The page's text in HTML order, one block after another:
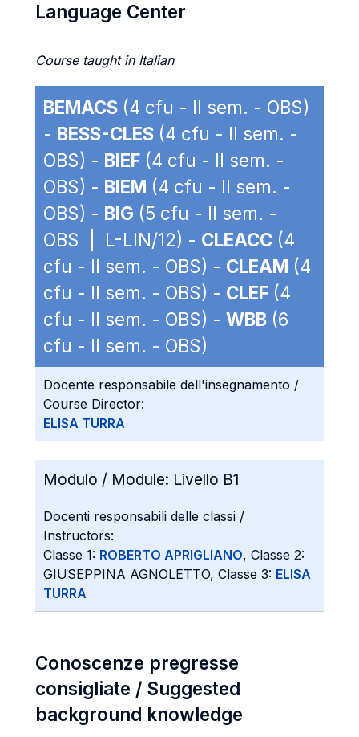
Language Center
Course taught in Italian
BEMACS (4 cfu - II sem. - OBS)
- BESS-CLES (4 cfu - II sem. -
OBS) - BIEF (4 cfu - II sem. -
OBS) - BIEM (4 cfu - II sem. -
OBS) - BIG (5 cfu - II sem. -
OBS | L-LIN/12) - CLEACC (4
cfu - II sem. - OBS) - CLEAM (4
cfu - II sem. - OBS) - CLEF (4
cfu - II sem. - OBS) - WBB (6
cfu - II sem. - OBS)
Docente responsabile dell'insegnamento /
Course Director:
ELISA TURRA
Modulo / Module: Livello B1
Docenti responsabili delle classi /
Instructors:
Classe 1: ROBERTO APRIGLIANO, Classe 2:
GIUSEPPINA AGNOLETTO, Classe 3: ELISA
TURRA
Conoscenze pregresse
consigliate / Suggested
background knowledge